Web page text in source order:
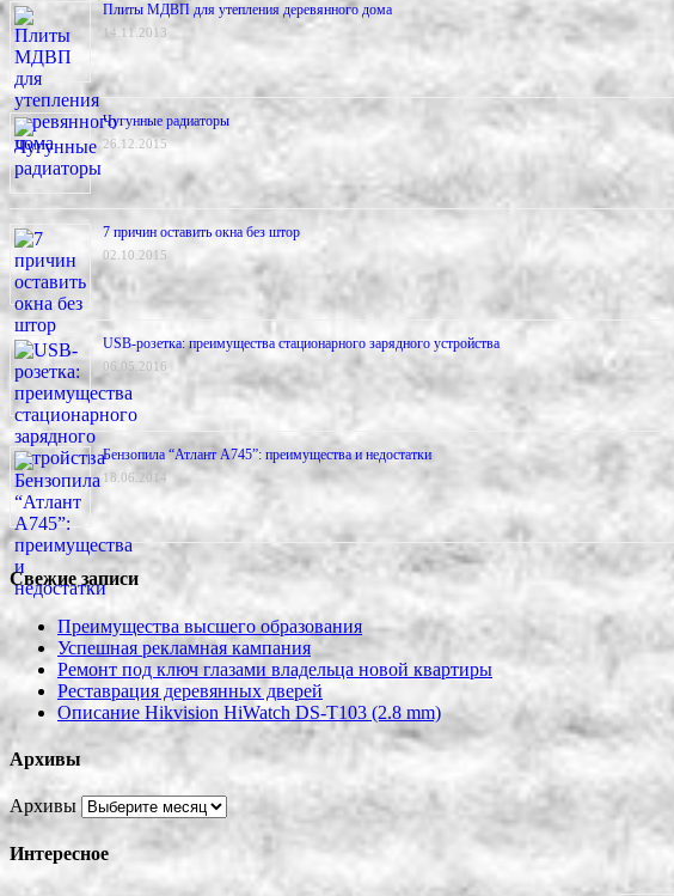
Плиты МДВП для утепления деревянного дома
14.11.2013
Чугунные радиаторы
26.12.2015
7 причин оставить окна без штор
02.10.2015
USB-розетка: преимущества стационарного зарядного устройства
06.05.2016
Бензопила “Атлант А745”: преимущества и недостатки
18.06.2014
Свежие записи
Преимущества высшего образования
Успешная рекламная кампания
Ремонт под ключ глазами владельца новой квартиры
Реставрация деревянных дверей
Описание Hikvision HiWatch DS-T103 (2.8 mm)
Архивы
Архивы
Интересное